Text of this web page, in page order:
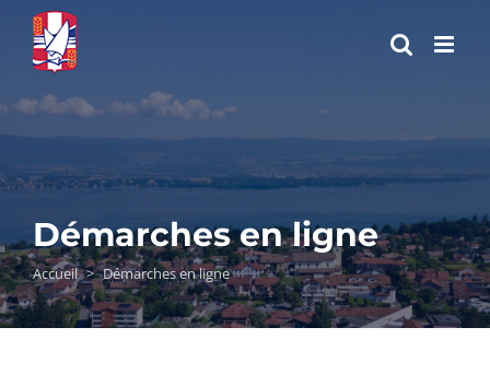
Passer
contenu
Démarches en ligne
Accueil > Démarches en ligne